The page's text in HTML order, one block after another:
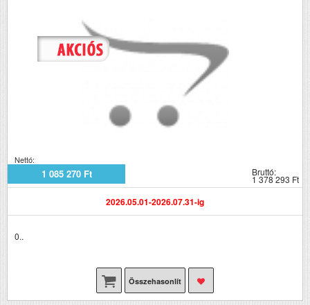
Nettó:
1 085 270 Ft Bruttó:
1 378 293 Ft
2026.05.01-2026.07.31-ig
0..
Összehasonlít